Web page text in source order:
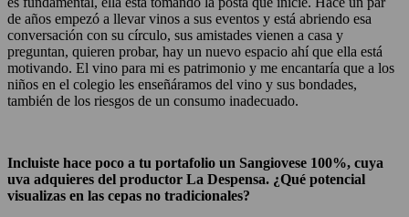
de años empezó a llevar vinos a sus eventos y está abriendo esa
conversación con su círculo, sus amistades vienen a casa y
preguntan, quieren probar, hay un nuevo espacio ahí que ella está
motivando. El vino para mi es patrimonio y me encantaría que a los
niños en el colegio les enseñáramos del vino y sus bondades,
también de los riesgos de un consumo inadecuado.
Incluiste hace poco a tu portafolio un Sangiovese 100%, cuya
uva adquieres del productor La Despensa. ¿Qué potencial
visualizas en las cepas no tradicionales?